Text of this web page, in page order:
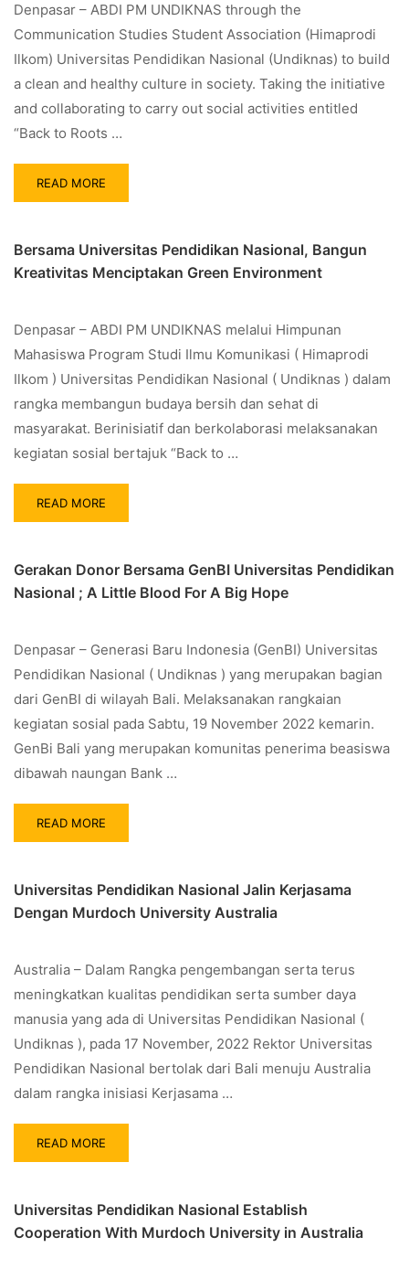
Denpasar – ABDI PM UNDIKNAS through the
Communication Studies Student Association (Himaprodi
Ilkom) Universitas Pendidikan Nasional (Undiknas) to build
a clean and healthy culture in society. Taking the initiative
and collaborating to carry out social activities entitled
“Back to Roots …
READ MORE
Bersama Universitas Pendidikan Nasional, Bangun
Kreativitas Menciptakan Green Environment
Denpasar – ABDI PM UNDIKNAS melalui Himpunan
Mahasiswa Program Studi Ilmu Komunikasi ( Himaprodi
Ilkom ) Universitas Pendidikan Nasional ( Undiknas ) dalam
rangka membangun budaya bersih dan sehat di
masyarakat. Berinisiatif dan berkolaborasi melaksanakan
kegiatan sosial bertajuk “Back to …
READ MORE
Gerakan Donor Bersama GenBI Universitas Pendidikan
Nasional ; A Little Blood For A Big Hope
Denpasar – Generasi Baru Indonesia (GenBI) Universitas
Pendidikan Nasional ( Undiknas ) yang merupakan bagian
dari GenBI di wilayah Bali. Melaksanakan rangkaian
kegiatan sosial pada Sabtu, 19 November 2022 kemarin.
GenBi Bali yang merupakan komunitas penerima beasiswa
dibawah naungan Bank …
READ MORE
Universitas Pendidikan Nasional Jalin Kerjasama
Dengan Murdoch University Australia
Australia – Dalam Rangka pengembangan serta terus
meningkatkan kualitas pendidikan serta sumber daya
manusia yang ada di Universitas Pendidikan Nasional (
Undiknas ), pada 17 November, 2022 Rektor Universitas
Pendidikan Nasional bertolak dari Bali menuju Australia
dalam rangka inisiasi Kerjasama …
READ MORE
Universitas Pendidikan Nasional Establish
Cooperation With Murdoch University in Australia